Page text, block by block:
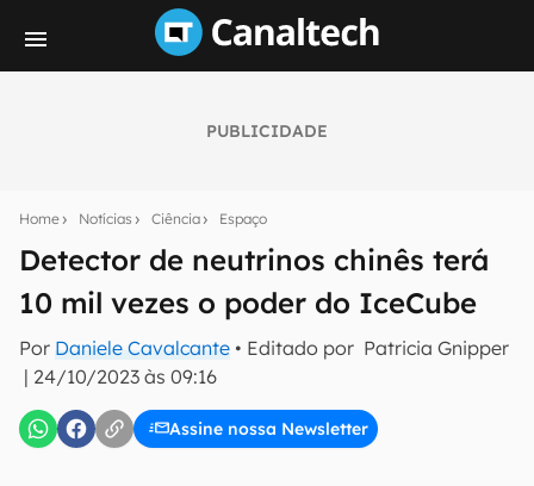
PUBLICIDADE
Home Notícias Ciência Espaço
Detector de neutrinos chinês terá
10 mil vezes o poder do IceCube
Por Daniele Cavalcante • Editado por Patricia Gnipper
| 24/10/2023 às 09:16
Assine nossa Newsletter
notícias e reviews sobre tecnologia em primeira
mão.
E-mail